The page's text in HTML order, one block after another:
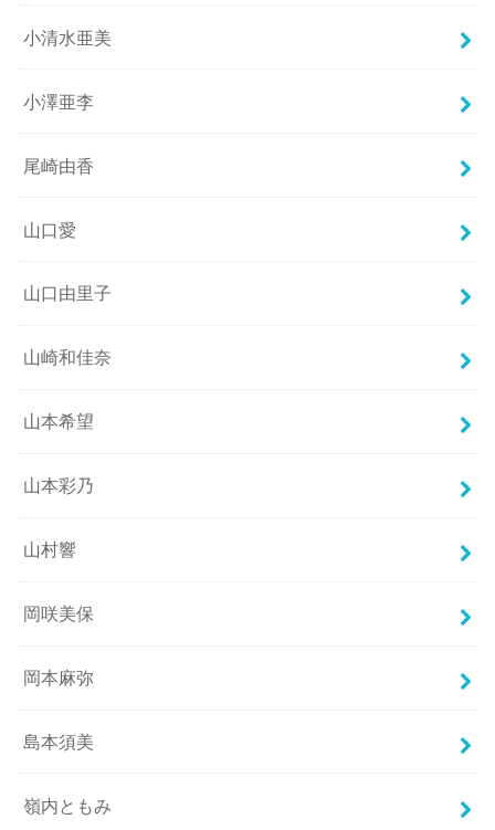
小清水亜美
小澤亜李
尾崎由香
山口愛
山口由里子
山崎和佳奈
山本希望
山本彩乃
山村響
岡咲美保
岡本麻弥
島本須美
嶺内ともみ